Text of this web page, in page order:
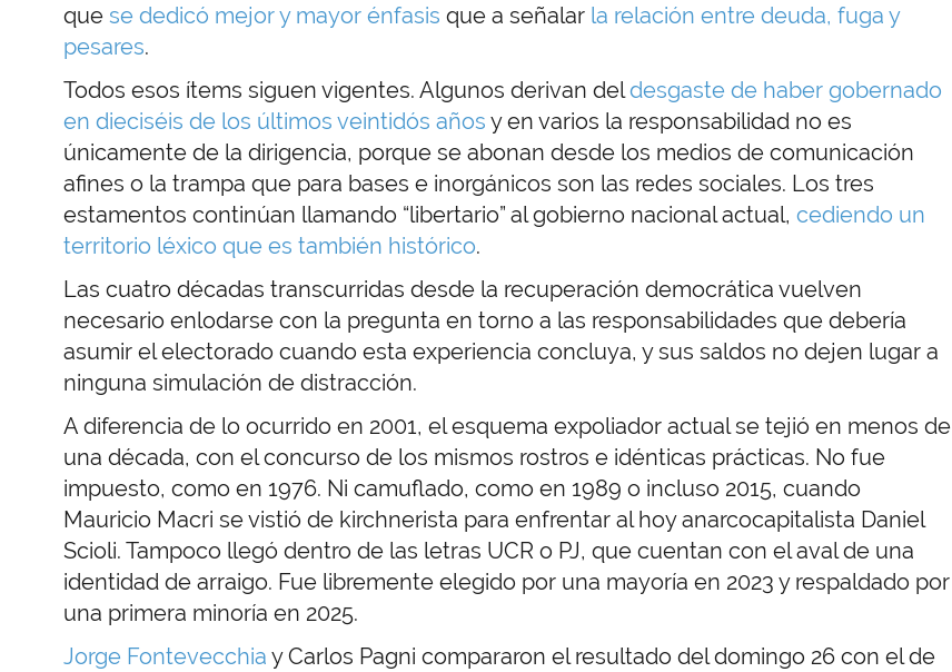
que se dedicó mejor y mayor énfasis que a señalar la relación entre deuda, fuga y
pesares.
Todos esos ítems siguen vigentes. Algunos derivan deldesgaste de haber gobernado
en dieciséis de los últimos veintidós años y en varios la responsabilidad no es
únicamente de la dirigencia, porque se abonan desde los medios de comunicación
afines o la trampa que para bases e inorgánicos son las redes sociales. Los tres
estamentos continúan llamando “libertario” al gobierno nacional actual, cediendo un
territorio léxico que es también histórico.
Las cuatro décadas transcurridas desde la recuperación democrática vuelven
necesario enlodarse con la pregunta en torno a las responsabilidades que debería
asumir el electorado cuando esta experiencia concluya, y sus saldos no dejen lugar a
ninguna simulación de distracción.
A diferencia de lo ocurrido en 2001, el esquema expoliador actual se tejió en menos de
una década, con el concurso de los mismos rostros e idénticas prácticas. No fue
impuesto, como en 1976. Ni camuflado, como en 1989 o incluso 2015, cuando
Mauricio Macri se vistió de kirchnerista para enfrentar al hoy anarcocapitalista Daniel
Scioli. Tampoco llegó dentro de las letras UCR o PJ, que cuentan con el aval de una
identidad de arraigo. Fue libremente elegido por una mayoría en 2023 y respaldado por
una primera minoría en 2025.
Jorge Fontevecchia y Carlos Pagni compararon el resultado del domingo 26 con el de